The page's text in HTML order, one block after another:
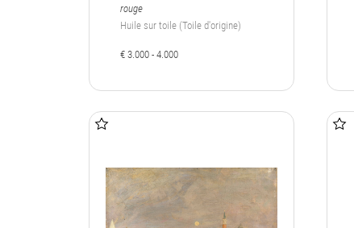
rouge
Huile sur toile (Toile d'origine)
€ 3.000 - 4.000